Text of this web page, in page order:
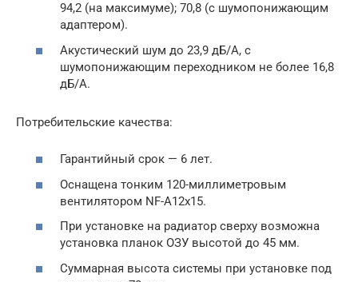
94,2 (на максимуме); 70,8 (с шумопонижающим
адаптером).
Акустический шум до 23,9 дБ/А, с
шумопонижающим переходником не более 16,8
дБ/А.
Потребительские качества:
Гарантийный срок — 6 лет.
Оснащена тонким 120-миллиметровым
вентилятором NF-A12x15.
При установке на радиатор сверху возможна
установка планок ОЗУ высотой до 45 мм.
Суммарная высота системы при установке под